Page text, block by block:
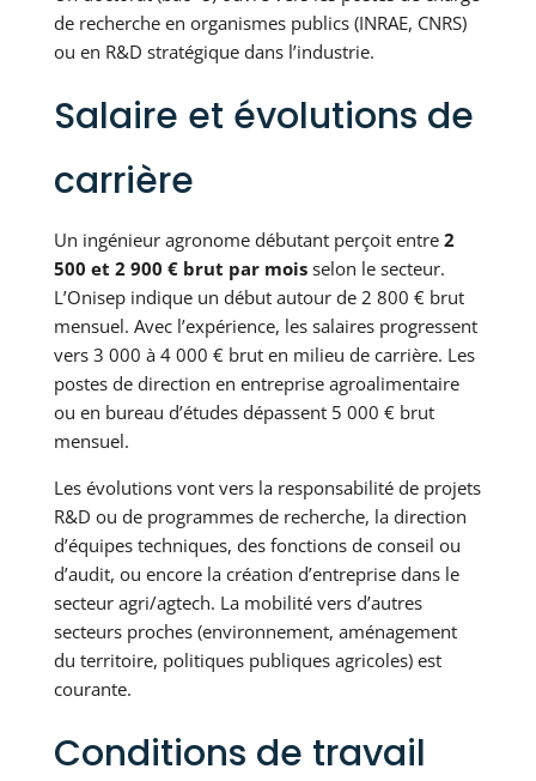
de recherche en organismes publics (INRAE, CNRS)
ou en R&D stratégique dans l’industrie.
Salaire et évolutions de
carrière
Un ingénieur agronome débutant perçoit entre 2
500 et 2 900 € brut par moisselon le secteur.
L’Onisep indique un début autour de 2 800 € brut
mensuel. Avec l’expérience, les salaires progressent
vers 3 000 à 4 000 € brut en milieu de carrière. Les
postes de direction en entreprise agroalimentaire
ou en bureau d’études dépassent 5 000 € brut
mensuel.
Les évolutions vont vers la responsabilité de projets
R&D ou de programmes de recherche, la direction
d’équipes techniques, des fonctions de conseil ou
d’audit, ou encore la création d’entreprise dans le
secteur agri/agtech. La mobilité vers d’autres
secteurs proches (environnement, aménagement
du territoire, politiques publiques agricoles) est
courante.
Conditions de travail